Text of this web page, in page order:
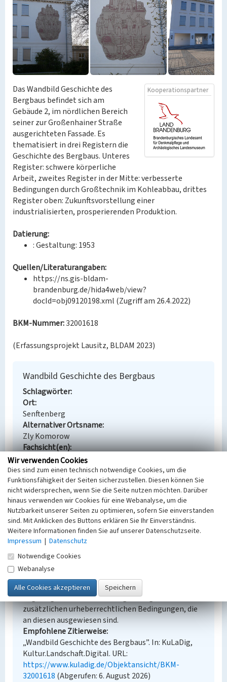
Kooperationspartner
Das Wandbild Geschichte des
Bergbaus befindet sich am
Gebäude 2, im nördlichen Bereich
seiner zur Großenhainer Straße
ausgerichteten Fassade. Es
thematisiert in drei Registern die
Geschichte des Bergbaus. Unteres
Register: schwere körperliche
Arbeit, zweites Register in der Mitte: verbesserte
Bedingungen durch Großtechnik im Kohleabbau, drittes
Register oben: Zukunftsvorstellung einer
industrialisierten, prosperierenden Produktion.
Datierung:
: Gestaltung: 1953
Quellen/Literaturangaben:
https://ns.gis-bldam-
brandenburg.de/hida4web/view?
docId=obj09120198.xml (Zugriff am 26.4.2022)
BKM-Nummer:32001618
(Erfassungsprojekt Lausitz, BLDAM 2023)
Wandbild Geschichte des Bergbaus
Schlagwörter
Ort
Senftenberg
Alternativer Ortsname
Zly Komorow
Fachsicht(en)
Denkmalpflege
Erfassungsmaßstab
Keine Angabe
Erfassungsmethode
Übernahme aus externer Fachdatenbank
Empfohlene Zitierweise
Urheberrechtlicher Hinweis
Der hier präsentierte Inhalt steht unter der freien
Lizenz dl-by-de/2.0 (Namensnennung). Die
angezeigten Medien unterliegen möglicherweise
zusätzlichen urheberrechtlichen Bedingungen, die
an diesen ausgewiesen sind.
Empfohlene Zitierweise
„Wandbild Geschichte des Bergbaus”. In: KuLaDig,
Kultur.Landschaft.Digital. URL:
https://www.kuladig.de/Objektansicht/BKM-
32001618 (Abgerufen: 6. August 2026)
Wir verwenden Cookies
Dies sind zum einen technisch notwendige Cookies, um die
Funktionsfähigkeit der Seiten sicherzustellen. Diesen können Sie
nicht widersprechen, wenn Sie die Seite nutzen möchten. Darüber
hinaus verwenden wir Cookies für eine Webanalyse, um die
Nutzbarkeit unserer Seiten zu optimieren, sofern Sie einverstanden
sind. Mit Anklicken des Buttons erklären Sie Ihr Einverständnis.
Weitere Informationen finden Sie auf unserer Datenschutzseite.
Impressum | Datenschutz
Notwendige Cookies
Webanalyse